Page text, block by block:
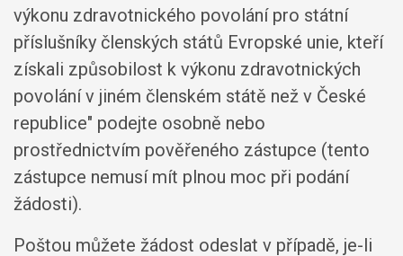
výkonu zdravotnického povolání pro státní
příslušníky členských států Evropské unie, kteří
získali způsobilost k výkonu zdravotnických
povolání v jiném členském státě než v České
republice" podejte osobně nebo
prostřednictvím pověřeného zástupce (tento
zástupce nemusí mít plnou moc při podání
žádosti).
Poštou můžete žádost odeslat v případě, je-li